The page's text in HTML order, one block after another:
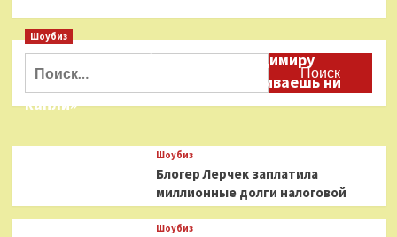
Шоубиз
Даня Милохин обратился к Владимиру
Соловьеву: «Ты меня не расстраиваешь ни
капли»
Шоубиз
Блогер Лерчек заплатила
миллионные долги налоговой
Шоубиз